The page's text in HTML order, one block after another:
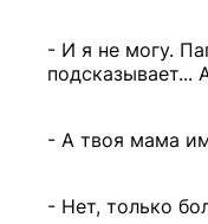
- И я не могу.
- А твоя мама
- Нет, только